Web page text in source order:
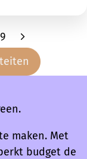
maken. Met
budget de